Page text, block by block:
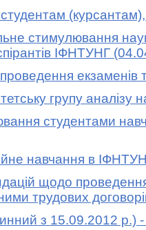
ІФНТУНГ
екзаменів та
групу аналізу
студентами
навчання в
щодо проведення
трудових
з 15.09.2012 р.) -